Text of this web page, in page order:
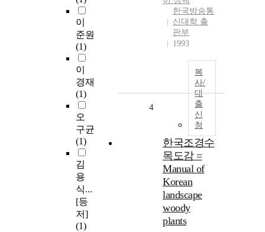
이
준원
(1)
이
경재
(1)
오
구균
(1)
김
용
식...
[등
저]
(1)
한국방송통
신대학 출
판부
1993
복
사/
대
출
신
청
4
한국조경수
목도감 =
Manual of
Korean
landscape
woody
plants